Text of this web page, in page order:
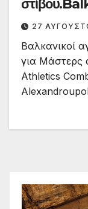
Combined
live
27
Βαλκανικοί
για Μάστερς
Athletics